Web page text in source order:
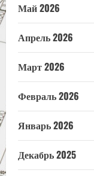
Май 2026
Апрель 2026
Март 2026
Февраль 2026
Январь 2026
Декабрь 2025